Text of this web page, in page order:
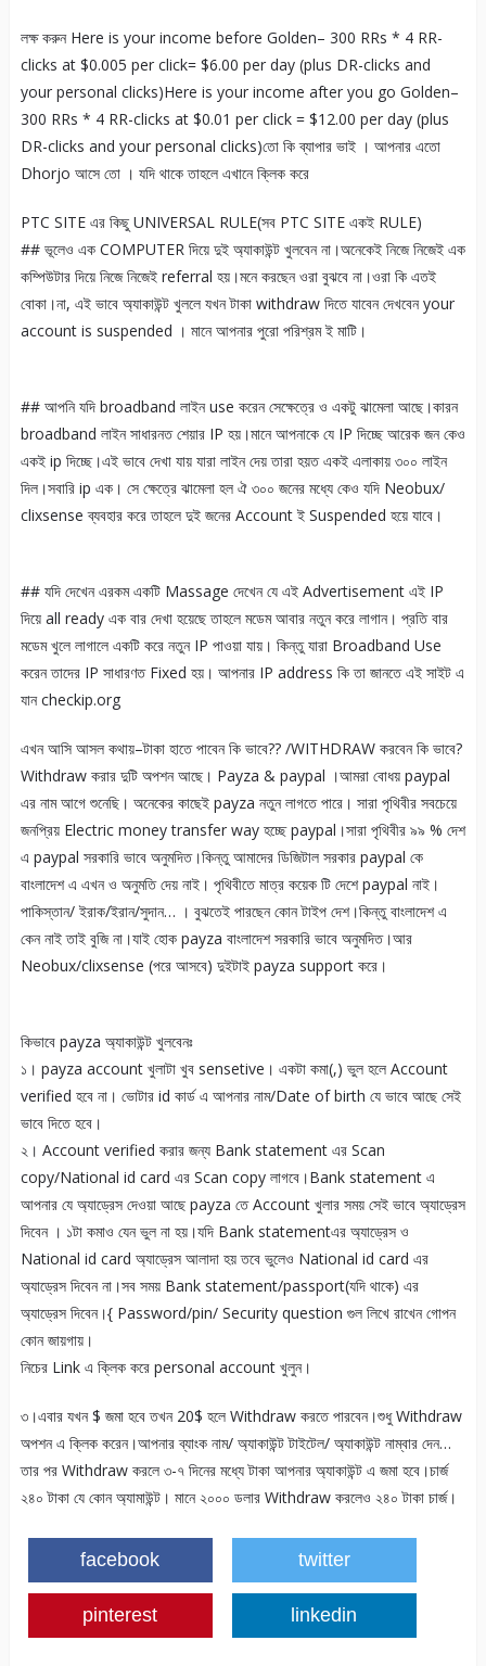
লক্ষ করুন Here is your income before Golden– 300 RRs * 4 RR-
clicks at $0.005 per click= $6.00 per day (plus DR-clicks and
your personal clicks)Here is your income after you go Golden–
300 RRs * 4 RR-clicks at $0.01 per click = $12.00 per day (plus
DR-clicks and your personal clicks)তো কি ব্যাপার ভাই । আপনার এতো
Dhorjo আসে তো । যদি থাকে তাহলে এখানে ক্লিক করে
PTC SITE এর কিছু UNIVERSAL RULE(সব PTC SITE একই RULE)
## ভূলেও এক COMPUTER দিয়ে দুই অ্যাকাউন্ট খুলবেন না।অনেকেই নিজে নিজেই এক
কম্পিউটার দিয়ে নিজে নিজেই referral হয়।মনে করছেন ওরা বুঝবে না।ওরা কি এতই
বোকা।না, এই ভাবে অ্যাকাউন্ট খুললে যখন টাকা withdraw দিতে যাবেন দেখবেন your
account is suspended । মানে আপনার পুরো পরিশ্রম ই মাটি।
## আপনি যদি broadband লাইন use করেন সেক্ষেত্রে ও একটু ঝামেলা আছে।কারন
broadband লাইন সাধারনত শেয়ার IP হয়।মানে আপনাকে যে IP দিচ্ছে আরেক জন কেও
একই ip দিচ্ছে।এই ভাবে দেখা যায় যারা লাইন দেয় তারা হয়ত একই এলাকায় ৩০০ লাইন
দিল।সবারি ip এক। সে ক্ষেত্রে ঝামেলা হল ঐ ৩০০ জনের মধ্যে কেও যদি Neobux/
clixsense ব্যবহার করে তাহলে দুই জনের Account ই Suspended হয়ে যাবে।
## যদি দেখেন এরকম একটি Massage দেখেন যে এই Advertisement এই IP
দিয়ে all ready এক বার দেখা হয়েছে তাহলে মডেম আবার নতুন করে লাগান। প্রতি বার
মডেম খুলে লাগালে একটি করে নতুন IP পাওয়া যায়। কিন্তু যারা Broadband Use
করেন তাদের IP সাধারণত Fixed হয়। আপনার IP address কি তা জানতে এই সাইট এ
যান checkip.org
এখন আসি আসল কথায়–টাকা হাতে পাবেন কি ভাবে?? /WITHDRAW করবেন কি ভাবে?
Withdraw করার দুটি অপশন আছে। Payza & paypal ।আমরা বোধয় paypal
এর নাম আগে শুনেছি। অনেকের কাছেই payza নতুন লাগতে পারে। সারা পৃথিবীর সবচেয়ে
জনপ্রিয় Electric money transfer way হচ্ছে paypal।সারা পৃথিবীর ৯৯ % দেশ
এ paypal সরকারি ভাবে অনুমদিত।কিন্তু আমাদের ডিজিটাল সরকার paypal কে
বাংলাদেশ এ এখন ও অনুমতি দেয় নাই। পৃথিবীতে মাত্র কয়েক টি দেশে paypal নাই।
পাকিস্তান/ ইরাক/ইরান/সুদান… । বুঝতেই পারছেন কোন টাইপ দেশ।কিন্তু বাংলাদেশ এ
কেন নাই তাই বুজি না।যাই হোক payza বাংলাদেশ সরকারি ভাবে অনুমদিত।আর
Neobux/clixsense (পরে আসবে) দুইটাই payza support করে।
কিভাবে payza অ্যাকাউন্ট খুলবেনঃ
১। payza account খুলাটা খুব sensetive। একটা কমা(,) ভুল হলে Account
verified হবে না। ভোটার id কার্ড এ আপনার নাম/Date of birth যে ভাবে আছে সেই
ভাবে দিতে হবে।
২। Account verified করার জন্য Bank statement এর Scan
copy/National id card এর Scan copy লাগবে।Bank statement এ
আপনার যে অ্যাড্রেস দেওয়া আছে payza তে Account খুলার সময় সেই ভাবে অ্যাড্রেস
দিবেন । ১টা কমাও যেন ভুল না হয়।যদি Bank statementএর অ্যাড্রেস ও
National id card অ্যাড্রেস আলাদা হয় তবে ভুলেও National id card এর
অ্যাড্রেস দিবেন না।সব সময় Bank statement/passport(যদি থাকে) এর
অ্যাড্রেস দিবেন।{ Password/pin/ Security question গুল লিখে রাখেন গোপন
কোন জায়গায়।
নিচের Link এ ক্লিক করে personal account খুলুন।
৩।এবার যখন $ জমা হবে তখন 20$ হলে Withdraw করতে পারবেন।শুধু Withdraw
অপশন এ ক্লিক করেন।আপনার ব্যাংক নাম/ অ্যাকাউন্ট টাইটেল/ অ্যাকাউন্ট নাম্বার দেন…
তার পর Withdraw করলে ৩-৭ দিনের মধ্যে টাকা আপনার অ্যাকাউন্ট এ জমা হবে।চার্জ
২৪০ টাকা যে কোন অ্যামাউন্ট। মানে ২০০০ ডলার Withdraw করলেও ২৪০ টাকা চার্জ।
facebook twitter
pinterest linkedin